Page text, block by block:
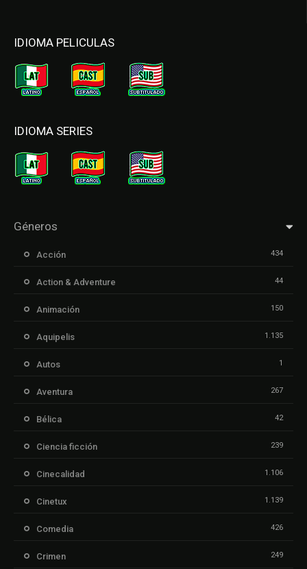
IDIOMA PELICULAS
IDIOMA SERIES
Géneros
Acción 434
Action & Adventure 44
Animación 150
Aquipelis 1.135
Autos 1
Aventura 267
Bélica 42
Ciencia ficción 239
Cinecalidad 1.106
Cinetux 1.139
Comedia 426
Crimen 249